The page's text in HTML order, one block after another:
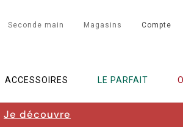
Seconde main Magasins Compte
ACCESSOIRES LE PARFAIT
Je découvre